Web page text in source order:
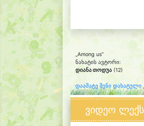
„Among us“
ნახატის ავტორი:
დიანა თოდუა (12)
დაამატე შენი
ვიდეო